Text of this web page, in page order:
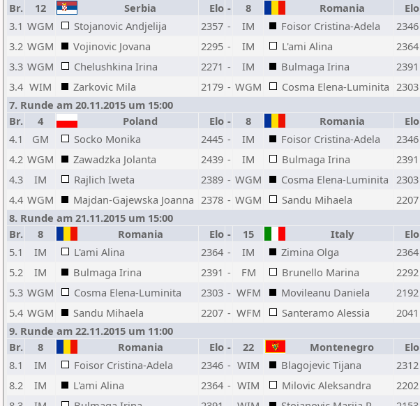
Br.
12 Serbia Elo - 8 Romania Elo
3.1 WGM Stojanovic Andjelija 2357 - IM Foisor Cristina-Adela 2346
3.2 WGM Vojinovic Jovana 2295 - IM L'ami Alina 2364
3.3 WGM Chelushkina Irina 2271 - IM Bulmaga Irina 2391
3.4 WIM Zarkovic Mila 2179 - WGM Cosma Elena-Luminita 2303
7. Runde am 20.11.2015 um 15:00
Br.
4 Poland Elo - 8 Romania Elo
4.1
GM Socko Monika 2445 - IM Foisor Cristina-Adela 2346
4.2 WGM Zawadzka Jolanta 2439 - IM Bulmaga Irina 2391
4.3
IM Rajlich Iweta 2389 - WGM Cosma Elena-Luminita 2303
4.4 WGM Majdan-Gajewska Joanna 2378 - WGM Sandu Mihaela 2207
8. Runde am 21.11.2015 um 15:00
Br.
8 Romania Elo - 15 Italy Elo
5.1
IM L'ami Alina 2364 - IM Zimina Olga 2364
5.2
IM Bulmaga Irina 2391 - FM Brunello Marina 2292
5.3 WGM Cosma Elena-Luminita 2303 - WFM Movileanu Daniela 2192
5.4 WGM Sandu Mihaela 2207 - WFM Santeramo Alessia 2041
9. Runde am 22.11.2015 um 11:00
Br.
8 Romania Elo - 22 Montenegro Elo
8.1
IM Foisor Cristina-Adela 2346 - WIM Blagojevic Tijana 2312
8.2
IM L'ami Alina 2364 - WIM Milovic Aleksandra 2202